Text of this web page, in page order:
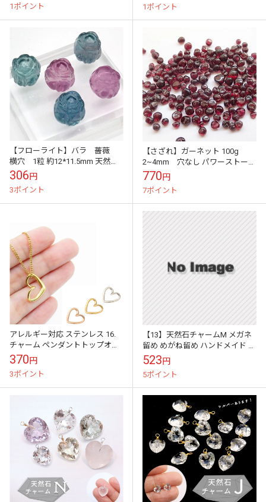
1ポイント 1ポイント
【フローライト】バラ 薔薇
横穴 1粒 約12*11.5mm 天然
306円
3ポイント
【さざれ】ガーネット 100g
2~4mm 穴なし パワーストーン
(1kg-66) ストーンチップ 天然
石 国内発送
770円
7ポイント
アレルギー対応 ステンレス 16.
チャーム ペンダントトップオー
プンハート ゴールド 1個 金属ア
レルギー対応 ハンドメイド ...
370円
3ポイント
【13】天然石チャームM メガネ
留め めがね留め ハンドメイド チ
ャーム ピアスチャーム 日本製 ペ
ンダントトップ
523円
5ポイント